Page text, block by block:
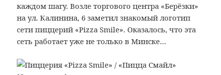
каждом шагу. Возле торгового центра «Берёзки»
на ул. Калинина, 6 заметил знакомый логотип
сети пиццерий «Pizza Smile». Оказалось, что эта
сеть работает уже не только в Минске…